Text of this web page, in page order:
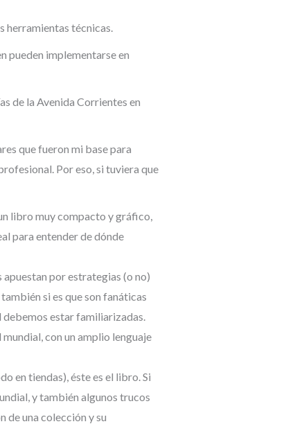
herramientas técnicas.
pueden implementarse en
de la Avenida Corrientes en
que fueron mi base para
Por eso, si tuviera que
libro muy compacto y gráfico,
para entender de dónde
por estrategias (o no)
si es que son fanáticas
debemos estar familiarizadas.
con un amplio lenguaje
en tiendas), éste es el libro. Si
y también algunos trucos
de una colección y su